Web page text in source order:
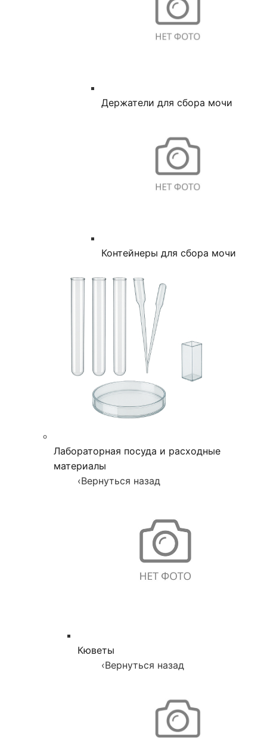
Держатели для сбора мочи
Контейнеры для сбора мочи
Лабораторная посуда и расходные
материалы
‹Вернуться назад
Кюветы
‹Вернуться назад